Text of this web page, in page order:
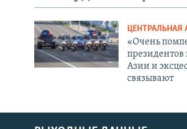
ЦЕНТРАЛЬНАЯ
«Очень
президентов
Азии и
связывают